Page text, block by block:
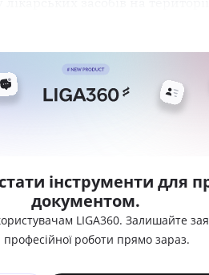
інструменти для
документом.
LIGA360. Залишайте
професійної роботи прямо зараз.